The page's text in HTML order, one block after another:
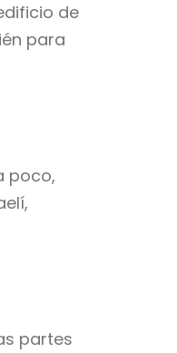
de
para
poco,
partes